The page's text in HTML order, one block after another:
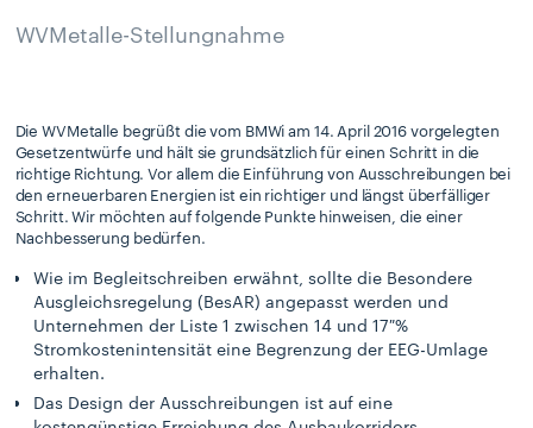
WVMetalle-Stellungnahme
Die WVMetalle begrüßt die vom BMWi am 14. April 2016 vorgelegten
Gesetzentwürfe und hält sie grundsätzlich für einen Schritt in die
richtige Richtung. Vor allem die Einführung von Ausschreibungen bei
den erneuerbaren Energien ist ein richtiger und längst überfälliger
Schritt. Wir möchten auf folgende Punkte hinweisen, die einer
Nachbesserung bedürfen.
Wie im Begleitschreiben erwähnt, sollte die Besondere
Ausgleichsregelung (BesAR) angepasst werden und
Unternehmen der Liste 1 zwischen 14 und 17 %
Stromkostenintensität eine Begrenzung der EEG-Umlage
erhalten.
Das Design der Ausschreibungen ist auf eine